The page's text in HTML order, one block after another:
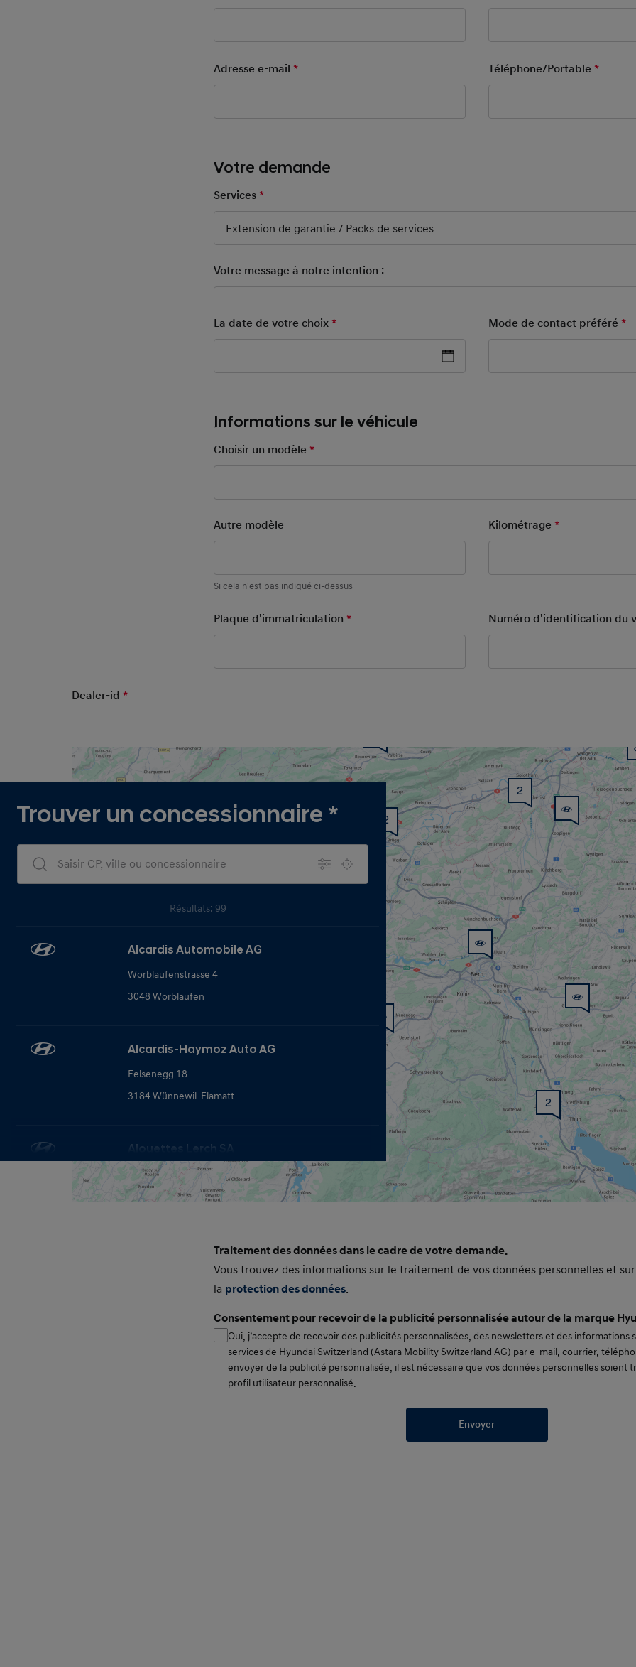
Adresse e-mail* Téléphone/Portable*
Votre demande
After Sales Form New
Services*
Extension de garantie / Packs de services
Votre message à notre intention :
La date de votre choix* Mode de contact préféré*
Informations sur le véhicule
After Sales Form New
Choisir un modèle*
Autre modèle
Si cela n'est pas indiqué ci-dessus
Kilométrage*
Plaque d'immatriculation* Numéro d'identification du
Dealer-id*
2
2
2
Trouver un concessionnaire *
Dealers Search
Résultats: 99
Alcardis Automobile AG
Worblaufenstrasse 4
3048 Worblaufen
Alcardis-Haymoz Auto AG
Felsenegg 18
3184 Wünnewil-Flamatt
Alouettes Lerch SA
Grand Rue 68
2735 Malleray
Alternative Cars SA
1400 Yverdon-les-Bains
Consent Small
Traitement des données dans le cadre de votre demande.
Vous trouvez des informations sur le traitement de vos données personnelles et
la protection des données.
Consentement pour recevoir de la publicité personnalisée autour de la marque
Oui, j’accepte de recevoir des publicités personnalisées, des newsletters et des informations
services de Hyundai Switzerland (Astara Mobility Switzerland AG) par e-mail, courrier,
envoyer de la publicité personnalisée, il est nécessaire que vos données personnelles soient
profil utilisateur personnalisé.
Envoyer